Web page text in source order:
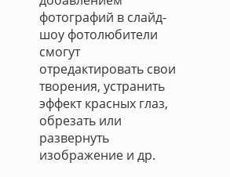
фотографий в слайд-
шоу фотолюбители
смогут
отредактировать свои
творения, устранить
эффект красных глаз,
обрезать или
развернуть
изображение и др.